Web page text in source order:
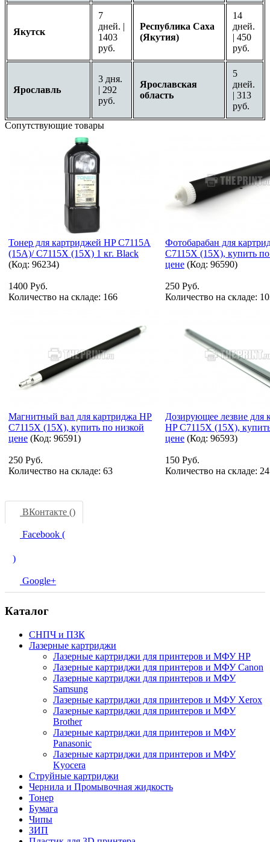
Якутск
7
дней. |
1403
руб.
Республика Саха
(Якутия)
14
дней.
| 450
руб.
Ярославль
3 дня.
| 292
руб.
Ярославская
область
5
дней.
| 313
руб.
Сопутствующие товары
Тонер для картриджей HP C7115A
(15A)/ C7115X (15X) 1 кг. Black
(Код: 96234)
1400 Руб.
Количество на складе: 166
Фотобарабан для
C7115X (15X), купить
цене (Код: 96590)
250 Руб.
Количество на складе:
Магнитный вал для картриджа HP
C7115X (15X), купить по низкой
цене (Код: 96591)
250 Руб.
Количество на складе: 63
Дозирующее лезвие для
HP C7115X (15X),
цене (Код: 96593)
150 Руб.
Количество на складе: 24
ВКонтакте ()
Facebook (
)
Google+
Каталог
СНПЧ и ПЗК
Лазерные картриджи
Лазерные картриджи для принтеров и МФУ HP
Лазерные картриджи для принтеров и МФУ Canon
Лазерные картриджи для принтеров и МФУ
Samsung
Лазерные картриджи для принтеров и МФУ Xerox
Лазерные картриджи для принтеров и МФУ
Brother
Лазерные картриджи для принтеров и МФУ
Panasonic
Лазерные картриджи для принтеров и МФУ
Kyocera
Струйные картриджи
Чернила и Промывочная жидкость
Тонер
Бумага
Чипы
ЗИП